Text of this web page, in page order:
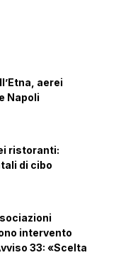
aerei
Napoli
ristoranti:
di cibo
intervento
33: «Scelta